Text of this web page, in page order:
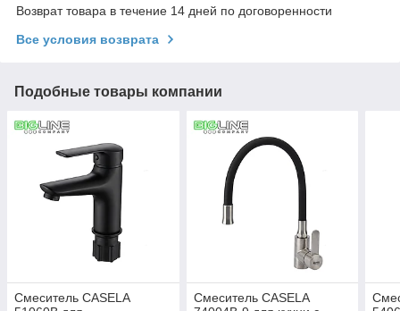
Возврат товара в течение 14 дней по договоренности
Все условия возврата
Подобные товары компании
Смеситель CASELA
Смеситель CASELA